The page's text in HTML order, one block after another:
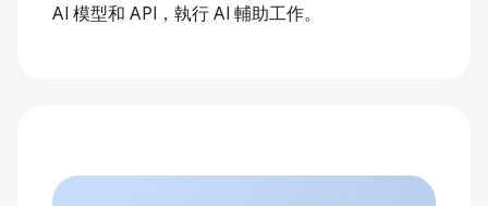
AI 模型和 API，執行 AI 輔助工作。